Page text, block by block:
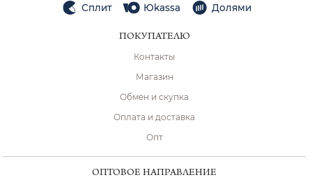
Сплит Юkassa Долями
ПОКУПАТЕЛЮ
Контакты
Магазин
Обмен и скупка
Оплата и доставка
Опт
ОПТОВОЕ НАПРАВЛЕНИЕ